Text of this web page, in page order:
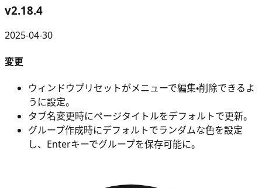
v2.18.4
2025-04-30
変更
ウィンドウプリセットがメニューで編集・削除できるよ
うに設定。
タブ名変更時にページタイトルをデフォルトで更新。
グループ作成時にデフォルトでランダムな色を設定
し、Enterキーでグループを保存可能に。